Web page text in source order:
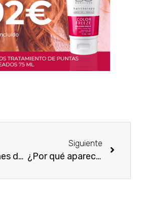
Los perfumes de mujer más exquisitos para esta primavera
Siguiente
¿Por qué aparece el efecto frizz o pelo encrespado y cómo evitarlo?